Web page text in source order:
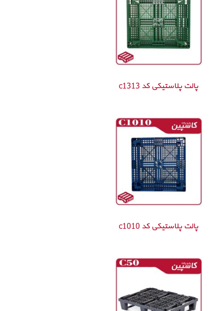
پالت پلاستیکی کد c1313
پالت پلاستیکی کد c1010